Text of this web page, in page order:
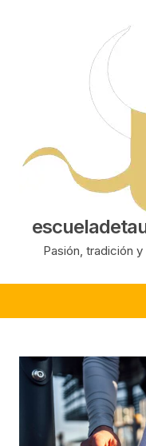
Pasión, tradición